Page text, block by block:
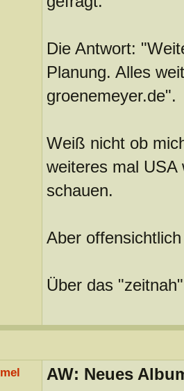
Die Antwort:
Planung. Alles
groenemeyer.de".
Weiß nicht ob
weiteres mal USA
schauen.
Aber
Über das
AW: Neues